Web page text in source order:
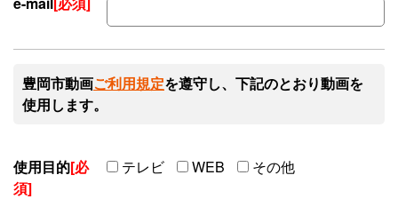
豊岡市動画ご利用規定を遵守し、下記のとおり動画を
使用します。
使用目的[必
須]
テレビ WEB その他